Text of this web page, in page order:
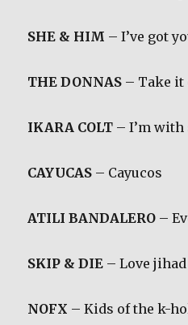
SHE & HIM – I’ve got
THE DONNAS – Take it
IKARA COLT – I’m
CAYUCAS – Cayucos
ATILI BANDALERO –
SKIP & DIE – Love jihad
NOFX – Kids of the k-